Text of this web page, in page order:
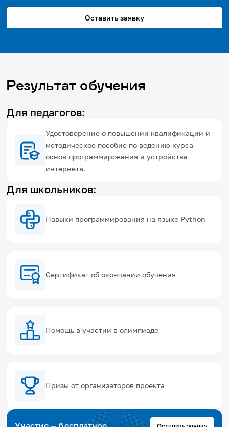
Оставить заявку
Результат обучения
Для педагогов:
Удостоверение о повышении квалификации и
методическое пособие по ведению курса
основ программирования и устройства
интернета.
Для школьников:
Навыки программирования на языке Python
Сертификат об окончании обучения
Помощь в участии в олимпиаде
Призы от организаторов проекта